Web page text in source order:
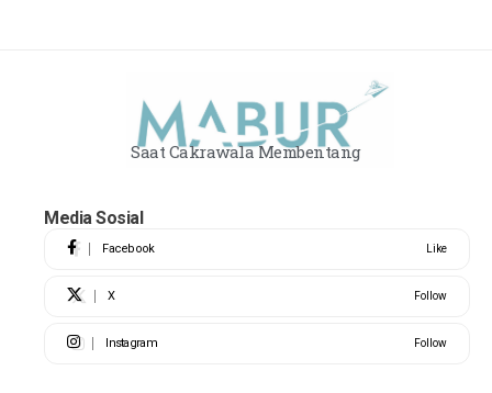
Saat Cakrawala Membentang
Media Sosial
Facebook Like
X Follow
Instagram Follow